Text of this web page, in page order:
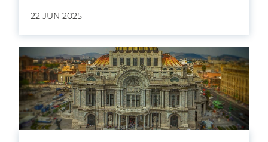
22 JUN 2025